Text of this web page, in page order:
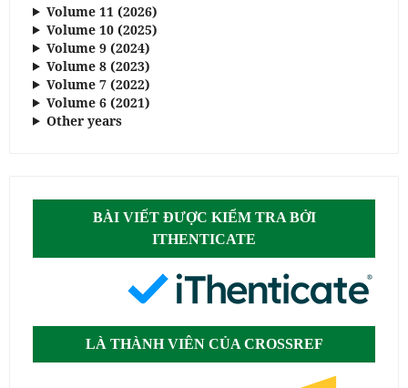
Volume 11 (2026)
Volume 10 (2025)
Volume 9 (2024)
Volume 8 (2023)
Volume 7 (2022)
Volume 6 (2021)
Other years
BÀI VIẾT ĐƯỢC KIỂM TRA BỞI
ITHENTICATE
LÀ THÀNH VIÊN CỦA CROSSREF